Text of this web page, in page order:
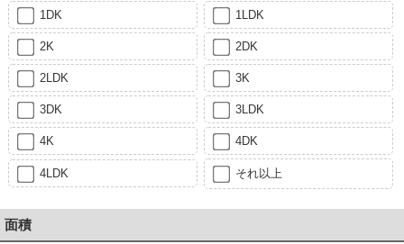
1DK 1LDK
2K 2DK
2LDK 3K
3DK 3LDK
4K 4DK
4LDK それ以上
面積